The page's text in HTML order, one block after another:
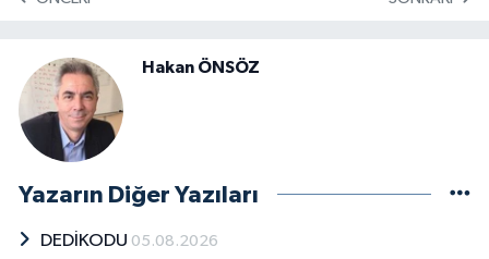
Ha­kan ÖN­SÖZ
Yazarın Diğer Yazıları
DEDİKODU 05.08.2026